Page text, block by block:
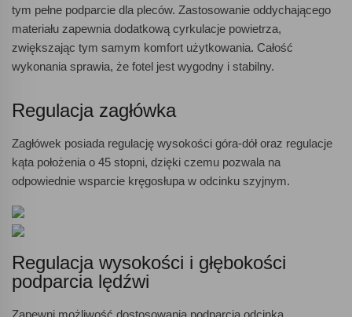
tym pełne podparcie dla pleców. Zastosowanie oddychającego
materiału zapewnia dodatkową cyrkulacje powietrza,
zwiększając tym samym komfort użytkowania. Całość
wykonania sprawia, że fotel jest wygodny i stabilny.
Regulacja zagłówka
Zagłówek posiada regulację wysokości góra-dół oraz regulacje
kąta położenia o 45 stopni, dzięki czemu pozwala na
odpowiednie wsparcie kręgosłupa w odcinku szyjnym.
Regulacja wysokości i głębokości
podparcia lędźwi
Zapewni możliwość dostosowania podparcia odcinka